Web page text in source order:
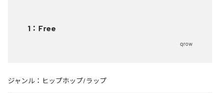
1 ： Free
qrow
ジャンル： ヒップホップ/ラップ